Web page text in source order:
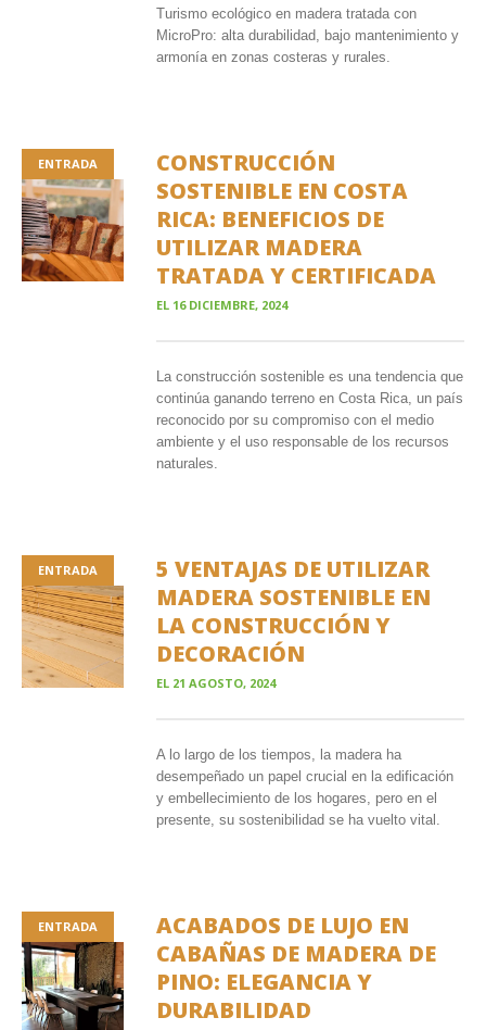
Turismo ecológico en madera tratada con
MicroPro: alta durabilidad, bajo mantenimiento y
armonía en zonas costeras y rurales.
ENTRADA
CONSTRUCCIÓN
SOSTENIBLE EN COSTA
RICA: BENEFICIOS DE
UTILIZAR MADERA
TRATADA Y CERTIFICADA
EL 16 DICIEMBRE, 2024
La construcción sostenible es una tendencia que
continúa ganando terreno en Costa Rica, un país
reconocido por su compromiso con el medio
ambiente y el uso responsable de los recursos
naturales.
ENTRADA
5 VENTAJAS DE UTILIZAR
MADERA SOSTENIBLE EN
LA CONSTRUCCIÓN Y
DECORACIÓN
EL 21 AGOSTO, 2024
A lo largo de los tiempos, la madera ha
desempeñado un papel crucial en la edificación
y embellecimiento de los hogares, pero en el
presente, su sostenibilidad se ha vuelto vital.
ENTRADA
ACABADOS DE LUJO EN
CABAÑAS DE MADERA DE
PINO: ELEGANCIA Y
DURABILIDAD